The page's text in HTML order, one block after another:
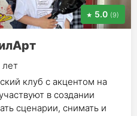
5.0 (9)
лет
клуб с акцентом на
в создании
сценарии, снимать и